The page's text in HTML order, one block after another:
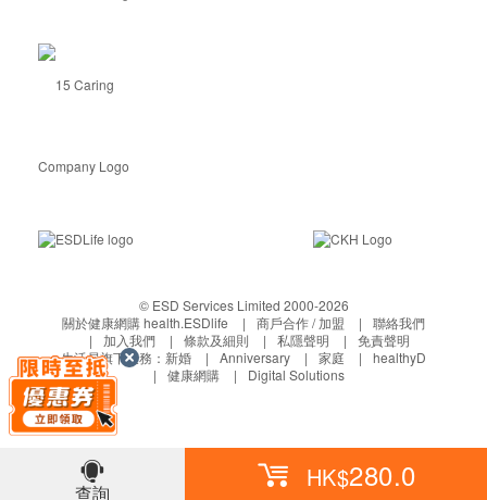
查詢
HK$280.0
© ESD Services Limited 2000-2026
關於健康網購 health.ESDlife
商戶合作 / 加盟
聯絡我們
加入我們
條款及細則 私隱聲明
免責聲明
生活易旗下業務： 新婚 Anniversary 家庭
healthyD
健康網購
Digital Solutions